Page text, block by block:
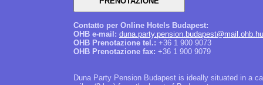
Contatto per Online Hotels Budapest:
OHB e-mail: duna.party.pension.budapest@mail.ohb.hu
OHB Prenotazione tel.: +36 1 900 9073
OHB Prenotazione fax: +36 1 900 9079
Duna Party Pension Budapest is ideally situated in a